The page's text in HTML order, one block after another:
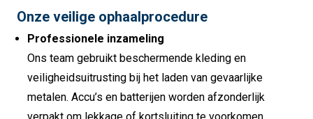
Onze veilige ophaalprocedure
Professionele inzameling
Ons team gebruikt beschermende kleding en
veiligheidsuitrusting bij het laden van gevaarlijke
metalen. Accu’s en batterijen worden afzonderlijk